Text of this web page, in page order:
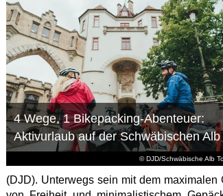
© DJD/Schwäbische Alb
4 Wege, 1 Bikepacking-Abenteuer:
Aktivurlaub auf der Schwäbischen Alb
(DJD). Unterwegs sein mit dem maximalen